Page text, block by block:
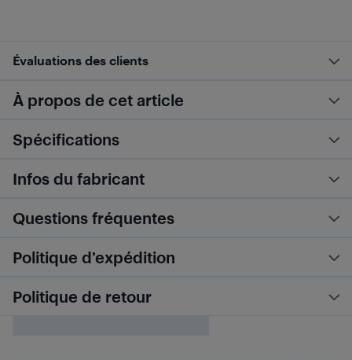
Évaluations des clients
À propos de cet article
Spécifications
Infos du fabricant
Questions fréquentes
Politique d’expédition
Politique de retour